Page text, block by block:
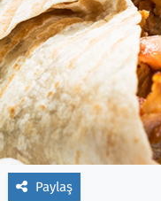
Paylaş
Foto Galeri
Video
Yazarlar
Ara
Kırklareli
Kültür Sanat
Malkara
Marmaraereğlisi
Sağlık